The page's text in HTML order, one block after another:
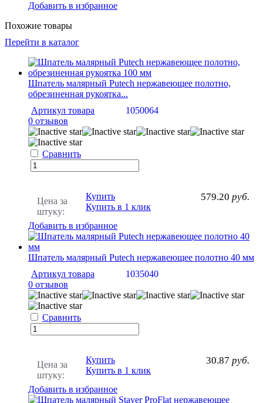
Добавить в избранное
Похожие товары
Перейти в каталог
Шпатель малярный Putech нержавеющее полотно,
обрезиненная рукоятка...
Артикул товара
1050064
0 отзывов
Сравнить
Цена за
штуку:
579.20 руб.
Купить
Купить в 1 клик
Добавить в избранное
Шпатель малярный Putech нержавеющее полотно 40 мм
Артикул товара
1035040
0 отзывов
Сравнить
Цена за
штуку:
30.87 руб.
Купить
Купить в 1 клик
Добавить в избранное